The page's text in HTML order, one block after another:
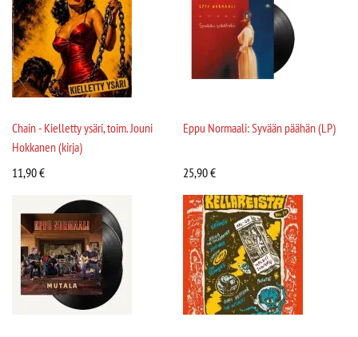
Chain - Kielletty ysäri, toim. Jouni
Hokkanen (kirja)
11,90€
Eppu Normaali: Syvään päähän (LP)
25,90€